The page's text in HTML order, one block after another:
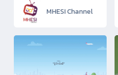
MHESI Channel